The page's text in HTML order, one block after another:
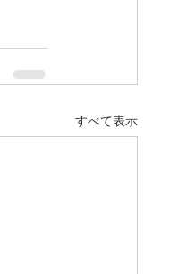
すべて表示